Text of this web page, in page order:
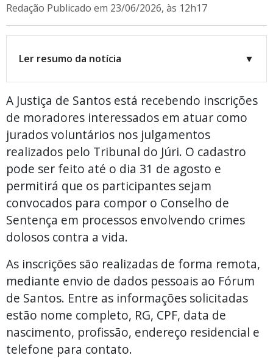
Redação Publicado em 23/06/2026, às 12h17
Ler resumo da notícia ▼
A Justiça de Santos está recebendo inscrições
de moradores interessados em atuar como
jurados voluntários nos julgamentos
realizados pelo Tribunal do Júri. O cadastro
pode ser feito até o dia 31 de agosto e
permitirá que os participantes sejam
convocados para compor o Conselho de
Sentença em processos envolvendo crimes
dolosos contra a vida.
As inscrições são realizadas de forma remota,
mediante envio de dados pessoais ao Fórum
de Santos. Entre as informações solicitadas
estão nome completo, RG, CPF, data de
nascimento, profissão, endereço residencial e
telefone para contato.